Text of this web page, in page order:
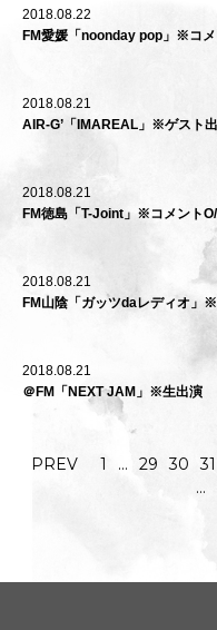
2018.08.22
FM愛媛「noonday pop」※コ
2018.08.21
AIR-G’「IMAREAL」※ゲスト
2018.08.21
FM徳島「T-Joint」※コメント
2018.08.21
FM山陰「ガッツdaレディオ」
2018.08.21
＠FM「NEXT JAM」※生出演
PREV 1 … 29 30 31
…